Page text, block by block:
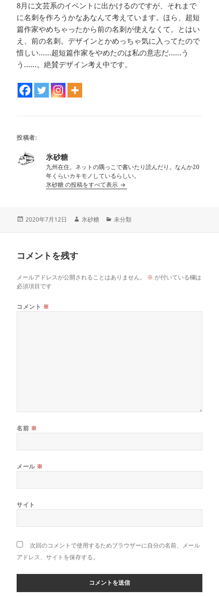
8月に文芸系のイベントに出かけるのですが、それまで
に名刺を作ろうかなあなんて考えています。ほら、超短
篇作家やめちゃったから前の名刺が使えなくて。とはい
え、前の名刺。デザインとかめっちゃ気に入ってたので
惜しい……超短篇作家をやめたのは私の意志だ……う
う……。絶賛デザイン考え中です。
投稿者:
氷砂糖
九州在住。ネットの隅っこで書いたり読んだり。なんか20
年くらいカキモノしているらしい。
氷砂糖 の投稿をすべて表示
投
2020年7月12日
作
氷砂糖
カ
未分類
コメントを残す
メールアドレスが公開されることはありません。 ※ が付いている欄は
必須項目です
コメント ※
名前 ※
メール ※
サイト
次回のコメントで使用するためブラウザーに自分の名前、メール
アドレス、サイトを保存する。